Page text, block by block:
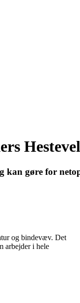
kan gøre for
og bindevæv. Det
arbejder i hele